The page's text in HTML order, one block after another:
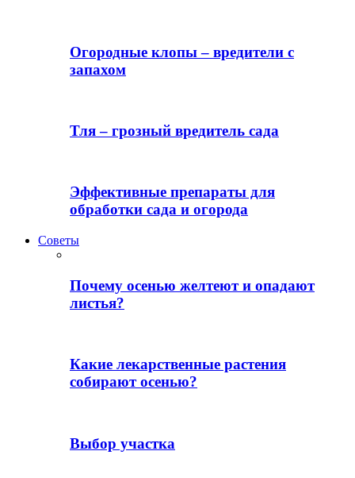
Огородные клопы – вредители с
запахом
Тля – грозный вредитель сада
Эффективные препараты для
обработки сада и огорода
Советы
Почему осенью желтеют и опадают
листья?
Какие лекарственные растения
собирают осенью?
Выбор участка